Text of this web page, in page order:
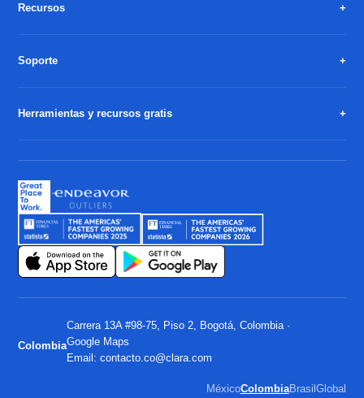
Recursos
Soporte
Herramientas y recursos gratis
Colombia
Carrera 13A #98-75, Piso 2, Bogotá, Colombia ·
Google Maps
Email:contacto.co@clara.com
MéxicoColombiaBrasil Global